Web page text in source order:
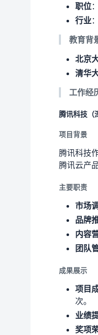
职位
行业
教育背
北京
清华
工作经
腾讯科技（
项目背景
腾讯科技
腾讯云产
主要职责
市场
品牌
内容
团队
成果展示
项目
次。
业绩
奖项